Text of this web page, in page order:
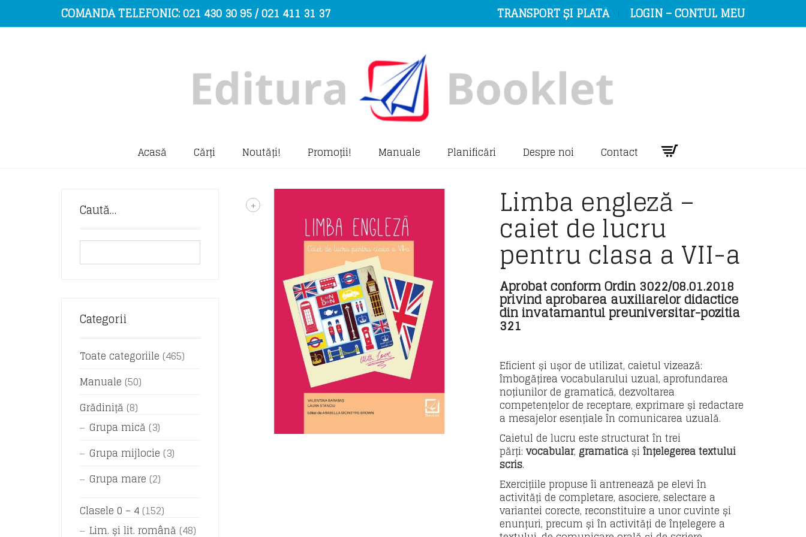
COMANDĂ TELEFONIC: 021 430 30 95 / 021 411 31 37 TRANSPORT ȘI PLATĂ LOGIN – CONTUL MEU
Acasă Cărți Noutăți! Promoții! Manuale Planificări Despre noi Contact
+ Limba engleză –
caiet de lucru
pentru clasa a VII-a
Aprobat conform Ordin 3022/08.01.2018
privind aprobarea auxiliarelor didactice
din invatamantul preuniversitar-pozitia
321
Eficient și ușor de utilizat, caietul vizează:
îmbogățirea vocabularului uzual, aprofundarea
noțiunilor de gramatică, dezvoltarea
competențelor de receptare, exprimare și redactare
a mesajelor esențiale în comunicarea uzuală.
Caietul de lucru este structurat în trei
părți:vocabular,gramatică șiînțelegerea textului
scris.
Exercițiile propuse îi antrenează pe elevi în
activități de completare, asociere, selectare a
variantei corecte, reconstituire a unor cuvinte și
enunțuri, precum și în activități de înțelegere a
Caută…
Categorii
Toate categoriile (465)
Manuale (50)
Grădiniță (8)
Grupa mică (3)
Grupa mijlocie (3)
Grupa mare (2)
Clasele 0 – 4 (152)
Lim. și lit. română (48)